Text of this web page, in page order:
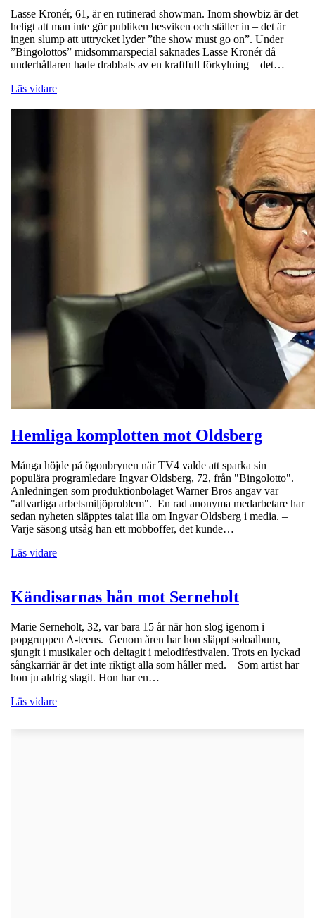
Lasse Kronér, 61, är en rutinerad showman. Inom showbiz är det
heligt att man inte gör publiken besviken och ställer in – det är
ingen slump att uttrycket lyder ”the show must go on”. Under
”Bingolottos” midsommarspecial saknades Lasse Kronér då
underhållaren hade drabbats av en kraftfull förkylning – det…
Läs vidare
Hemliga komplotten mot Oldsberg
Många höjde på ögonbrynen när TV4 valde att sparka sin
populära programledare Ingvar Oldsberg, 72, från "Bingolotto".
Anledningen som produktionbolaget Warner Bros angav var
"allvarliga arbetsmiljöproblem". En rad anonyma medarbetare har
sedan nyheten släpptes talat illa om Ingvar Oldsberg i media. –
Varje säsong utsåg han ett mobboffer, det kunde…
Läs vidare
Kändisarnas hån mot Serneholt
Marie Serneholt, 32, var bara 15 år när hon slog igenom i
popgruppen A-teens. Genom åren har hon släppt soloalbum,
sjungit i musikaler och deltagit i melodifestivalen. Trots en lyckad
sångkarriär är det inte riktigt alla som håller med. – Som artist har
hon ju aldrig slagit. Hon har en…
Läs vidare